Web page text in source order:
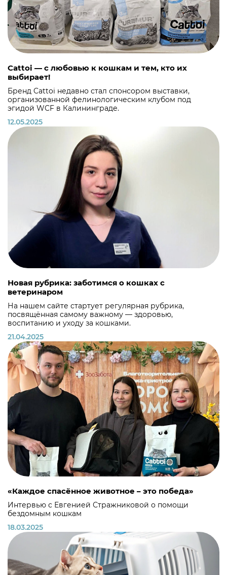
Cattoi — с любовью к кошкам и тем, кто их
выбирает!
Бренд Cattoi недавно стал спонсором выставки,
организованной фелинологическим клубом под
эгидой WCF в Калининграде.
12.05.2025
Новая рубрика: заботимся о кошках с
ветеринаром
На нашем сайте стартует регулярная рубрика,
посвящённая самому важному — здоровью,
воспитанию и уходу за кошками.
21.04.2025
«Каждое спасённое животное – это победа»
Интервью с Евгенией Стражниковой о помощи
бездомным кошкам
18.03.2025